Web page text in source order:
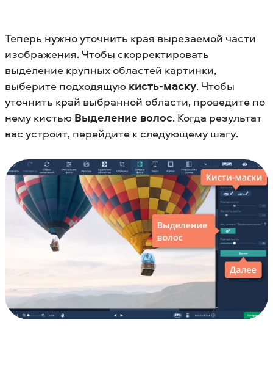
Теперь нужно уточнить края вырезаемой части
изображения. Чтобы скорректировать
выделение крупных областей картинки,
выберите подходящую кисть-маску. Чтобы
уточнить край выбранной области, проведите по
нему кистью Выделение волос. Когда результат
вас устроит, перейдите к следующему шагу.